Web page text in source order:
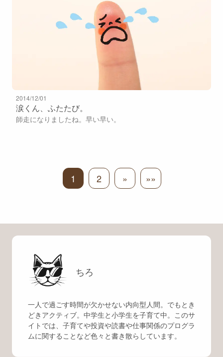
2014/12/01
涙くん、ふたたび。
師走になりましたね。早い早い。
1 2 » »»
ちろ
一人で過ごす時間が欠かせない内向型人間。でもとき
どきアクティブ。中学生と小学生を子育て中。このサ
イトでは、子育てや投資や読書や仕事関係のプログラ
ムに関することなど色々と書き散らしています。